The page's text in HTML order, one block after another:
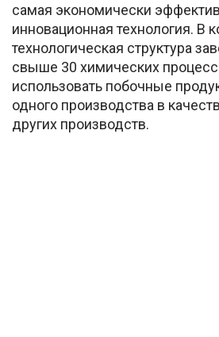
самая экономически
инновационная технология. В
технологическая структура
свыше 30 химических
использовать побочные
одного производства в
других производств.